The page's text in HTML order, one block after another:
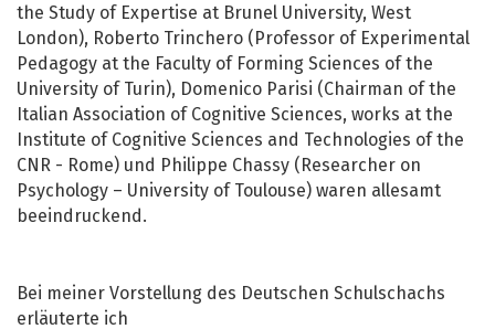
the Study of Expertise at Brunel University, West
London), Roberto Trinchero (Professor of Experimental
Pedagogy at the Faculty of Forming Sciences of the
University of Turin), Domenico Parisi (Chairman of the
Italian Association of Cognitive Sciences, works at the
Institute of Cognitive Sciences and Technologies of the
CNR - Rome) und Philippe Chassy (Researcher on
Psychology – University of Toulouse) waren allesamt
beeindruckend.
Bei meiner Vorstellung des Deutschen Schulschachs
erläuterte ich